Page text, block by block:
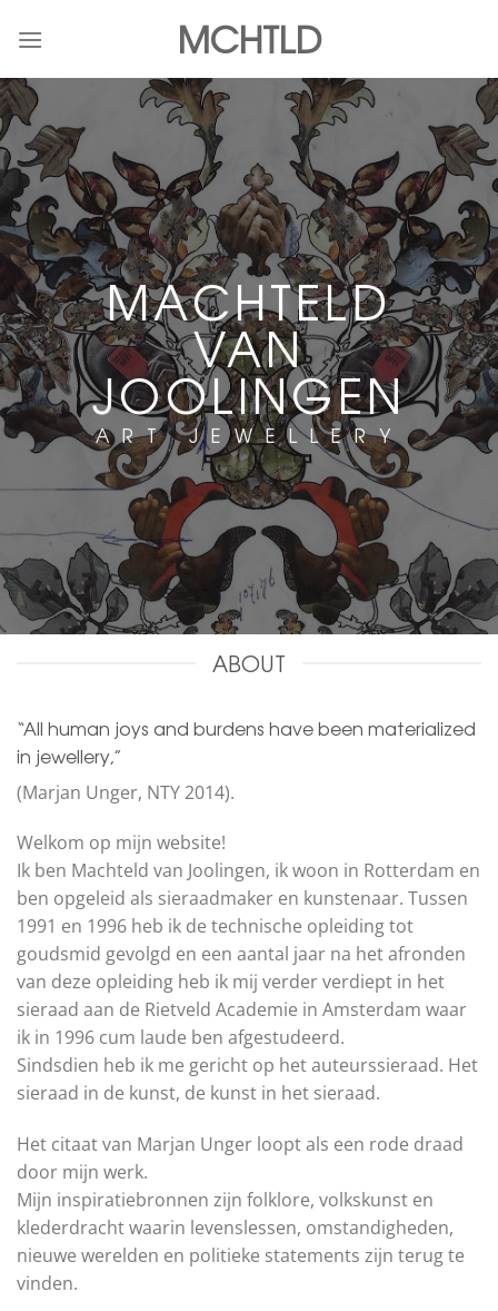
naar
MCHTLD
MACHTELD
VAN
JOOLINGEN
ART JEWELLERY
ABOUT
“All human joys and burdens have been materialized
in jewellery,”
(Marjan Unger, NTY 2014).
Welkom op mijn website!
Ik ben Machteld van Joolingen, ik woon in Rotterdam en
ben opgeleid als sieraadmaker en kunstenaar. Tussen
1991 en 1996 heb ik de technische opleiding tot
goudsmid gevolgd en een aantal jaar na het afronden
van deze opleiding heb ik mij verder verdiept in het
sieraad aan de Rietveld Academie in Amsterdam waar
ik in 1996 cum laude ben afgestudeerd.
Sindsdien heb ik me gericht op het auteurssieraad. Het
sieraad in de kunst, de kunst in het sieraad.
Het citaat van Marjan Unger loopt als een rode draad
door mijn werk.
Mijn inspiratiebronnen zijn folklore, volkskunst en
klederdracht waarin levenslessen, omstandigheden,
nieuwe werelden en politieke statements zijn terug te
vinden.